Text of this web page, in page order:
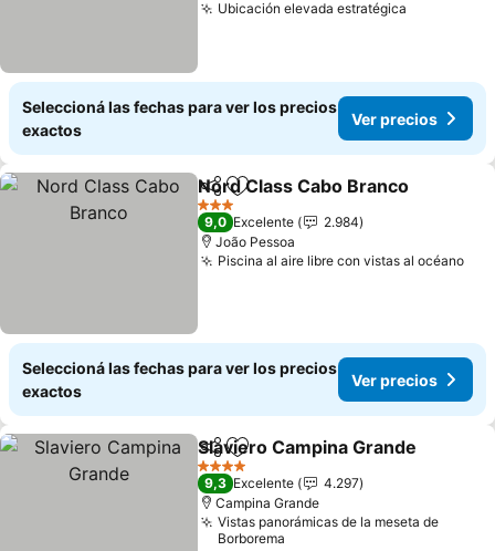
Ubicación elevada estratégica
Seleccioná las fechas para ver los precios
exactos
Ver precios
CompartirAñadir a favoritos
Nord Class Cabo Branco
3 Estrellas
9,0 Excelente
2.984
João Pessoa
Piscina al aire libre con vistas al océano
Seleccioná las fechas para ver los precios
exactos
Ver precios
CompartirAñadir a favoritos
Slaviero Campina Grande
4 Estrellas
9,3 Excelente
4.297
Campina Grande
Vistas panorámicas de la meseta de
Borborema